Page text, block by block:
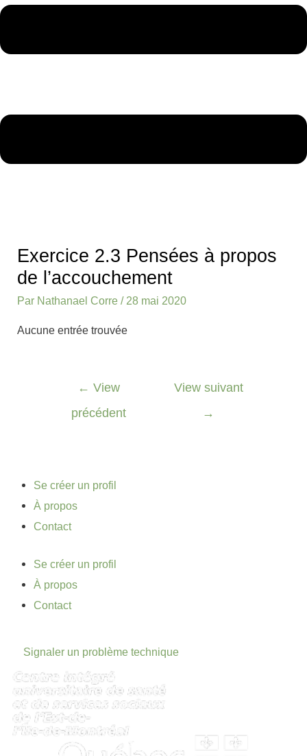
Exercice 2.3 Pensées à propos
de l’accouchement
Par Nathanael Corre/ 28 mai 2020
Aucune entrée trouvée
articles
← View
précédent
View suivant
→
Se créer un profil
À propos
Contact
Se créer un profil
À propos
Contact
Signaler un problème technique